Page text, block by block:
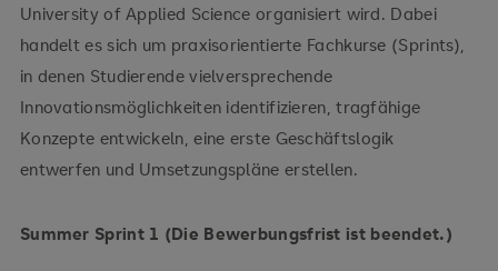
University of Applied Science organisiert wird. Dabei
handelt es sich um praxisorientierte Fachkurse (Sprints),
in denen Studierende vielversprechende
Innovationsmöglichkeiten identifizieren, tragfähige
Konzepte entwickeln, eine erste Geschäftslogik
entwerfen und Umsetzungspläne erstellen.
Summer Sprint 1 (Die Bewerbungsfrist ist beendet.)